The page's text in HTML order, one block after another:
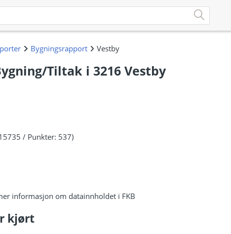
Tiltak i 3216 Vestby
/ Punkter: 537)
informasjon om datainnholdet i FKB
kjørt